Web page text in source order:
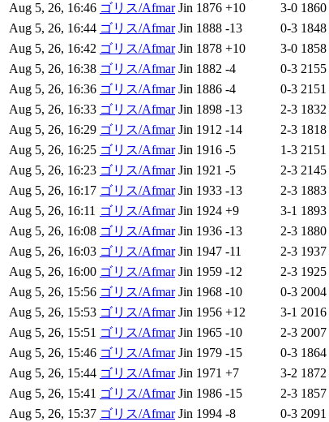
Aug 5, 26, 16:46 ゴリス/Afmar Jin 1876 +10 3-0 1860
Aug 5, 26, 16:44 ゴリス/Afmar Jin 1888 -13 0-3 1848
Aug 5, 26, 16:42 ゴリス/Afmar Jin 1878 +10 3-0 1858
Aug 5, 26, 16:38 ゴリス/Afmar Jin 1882 -4 0-3 2155
Aug 5, 26, 16:36 ゴリス/Afmar Jin 1886 -4 0-3 2151
Aug 5, 26, 16:33 ゴリス/Afmar Jin 1898 -13 2-3 1832
Aug 5, 26, 16:29 ゴリス/Afmar Jin 1912 -14 2-3 1818
Aug 5, 26, 16:25 ゴリス/Afmar Jin 1916 -5 1-3 2151
Aug 5, 26, 16:23 ゴリス/Afmar Jin 1921 -5 2-3 2145
Aug 5, 26, 16:17 ゴリス/Afmar Jin 1933 -13 2-3 1883
Aug 5, 26, 16:11 ゴリス/Afmar Jin 1924 +9 3-1 1893
Aug 5, 26, 16:08 ゴリス/Afmar Jin 1936 -13 2-3 1880
Aug 5, 26, 16:03 ゴリス/Afmar Jin 1947 -11 2-3 1937
Aug 5, 26, 16:00 ゴリス/Afmar Jin 1959 -12 2-3 1925
Aug 5, 26, 15:56 ゴリス/Afmar Jin 1968 -10 0-3 2004
Aug 5, 26, 15:53 ゴリス/Afmar Jin 1956 +12 3-1 2016
Aug 5, 26, 15:51 ゴリス/Afmar Jin 1965 -10 2-3 2007
Aug 5, 26, 15:46 ゴリス/Afmar Jin 1979 -15 0-3 1864
Aug 5, 26, 15:44 ゴリス/Afmar Jin 1971 +7 3-2 1872
Aug 5, 26, 15:41 ゴリス/Afmar Jin 1986 -15 2-3 1857
Aug 5, 26, 15:37 ゴリス/Afmar Jin 1994 -8 0-3 2091